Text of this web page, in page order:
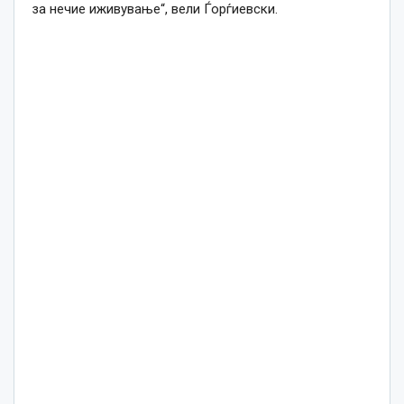
за нечие иживување“, вели Ѓорѓиевски.